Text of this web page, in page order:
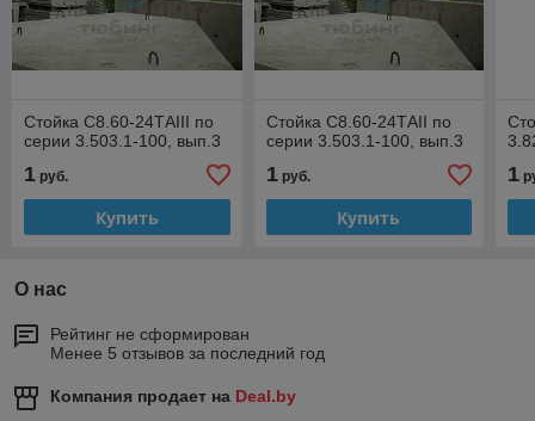
Стойка С8.60-24ТAIII по
серии 3.503.1-100, вып.3
1 руб.
Купить
Стойка С8.60-24ТAII по
серии 3.503.1-100, вып.3
1руб.
Купить
1
О нас
Рейтинг не сформирован
Менее 5 отзывов за последний год
Компания продает на Deal.by